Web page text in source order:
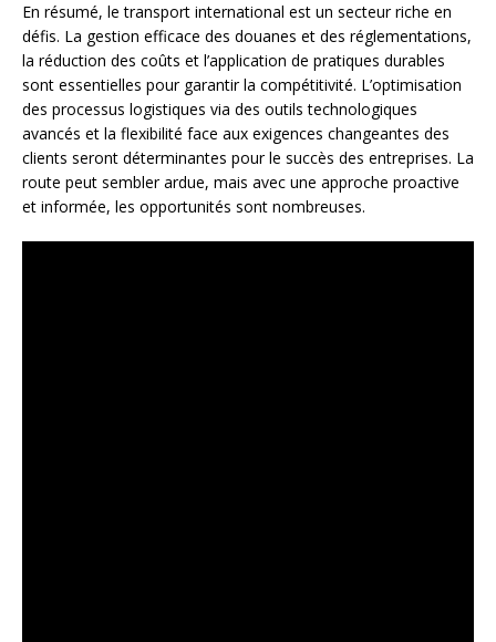
En résumé, le transport international est un secteur riche en
défis. La gestion efficace des douanes et des réglementations,
la réduction des coûts et l’application de pratiques durables
sont essentielles pour garantir la compétitivité. L’optimisation
des processus logistiques via des outils technologiques
avancés et la flexibilité face aux exigences changeantes des
clients seront déterminantes pour le succès des entreprises. La
route peut sembler ardue, mais avec une approche proactive
et informée, les opportunités sont nombreuses.